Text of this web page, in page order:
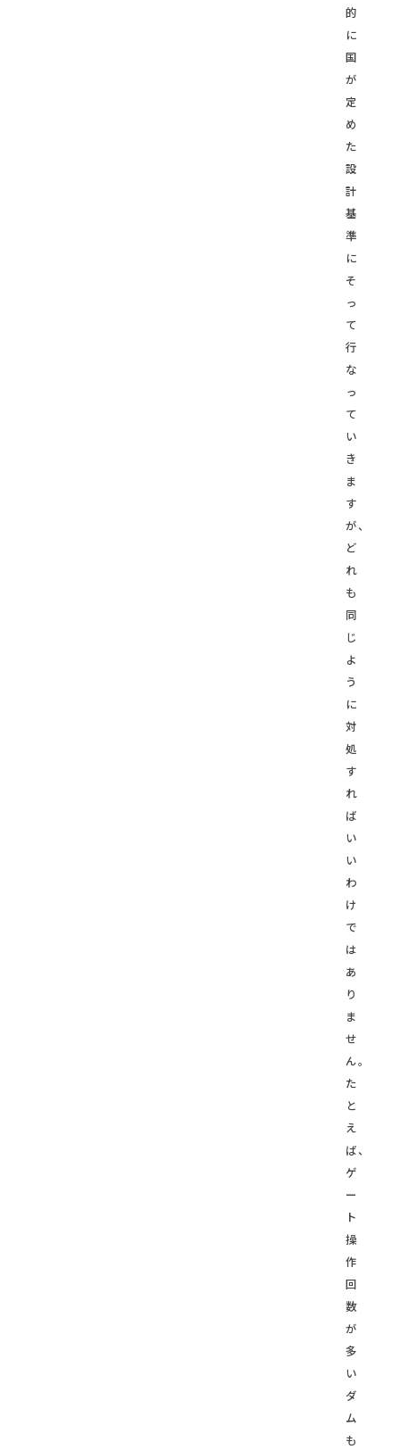
的
に
国
が
定
め
た
設
計
基
準
に
そ
っ
て
行
な
っ
て
い
き
ま
す
が、
ど
れ
も
同
じ
よ
う
に
対
処
す
れ
ば
い
い
わ
け
で
は
あ
り
ま
せ
ん。
た
と
え
ば、
ゲ
ー
ト
操
作
回
数
が
多
い
ダ
ム
も